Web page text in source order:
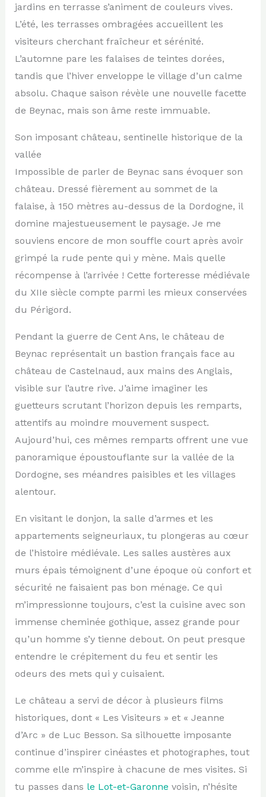
jardins en terrasse s’animent de couleurs vives.
L’été, les terrasses ombragées accueillent les
visiteurs cherchant fraîcheur et sérénité.
L’automne pare les falaises de teintes dorées,
tandis que l’hiver enveloppe le village d’un calme
absolu. Chaque saison révèle une nouvelle facette
de Beynac, mais son âme reste immuable.
Son imposant château, sentinelle historique de la
vallée
Impossible de parler de Beynac sans évoquer son
château. Dressé fièrement au sommet de la
falaise, à 150 mètres au-dessus de la Dordogne, il
domine majestueusement le paysage. Je me
souviens encore de mon souffle court après avoir
grimpé la rude pente qui y mène. Mais quelle
récompense à l’arrivée ! Cette forteresse médiévale
du XIIe siècle compte parmi les mieux conservées
du Périgord.
Pendant la guerre de Cent Ans, le château de
Beynac représentait un bastion français face au
château de Castelnaud, aux mains des Anglais,
visible sur l’autre rive. J’aime imaginer les
guetteurs scrutant l’horizon depuis les remparts,
attentifs au moindre mouvement suspect.
Aujourd’hui, ces mêmes remparts offrent une vue
panoramique époustouflante sur la vallée de la
Dordogne, ses méandres paisibles et les villages
alentour.
En visitant le donjon, la salle d’armes et les
appartements seigneuriaux, tu plongeras au cœur
de l’histoire médiévale. Les salles austères aux
murs épais témoignent d’une époque où confort et
sécurité ne faisaient pas bon ménage. Ce qui
m’impressionne toujours, c’est la cuisine avec son
immense cheminée gothique, assez grande pour
qu’un homme s’y tienne debout. On peut presque
entendre le crépitement du feu et sentir les
odeurs des mets qui y cuisaient.
Le château a servi de décor à plusieurs films
historiques, dont « Les Visiteurs » et « Jeanne
d’Arc » de Luc Besson. Sa silhouette imposante
continue d’inspirer cinéastes et photographes, tout
comme elle m’inspire à chacune de mes visites. Si
tu passes dans le Lot-et-Garonne voisin, n’hésite